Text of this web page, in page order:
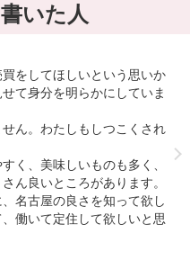
いた人
をしてほしいという思いか
て身分を明らかにしていま
ん。わたしもしつこくされ
く、美味しいものも多く、
ん良いところがあります。
名古屋の良さを知って欲し
働いて定住して欲しいと思